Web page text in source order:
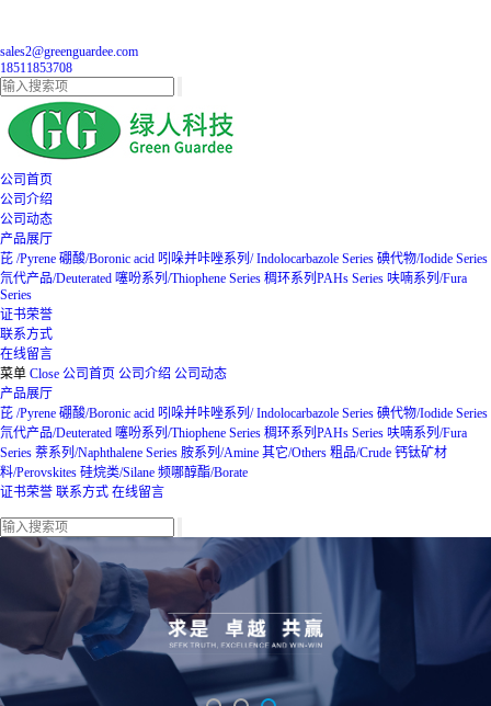
sales2@greenguardee.com
18511853708
公司首页
公司介绍
公司动态
产品展厅
芘 /Pyrene 硼酸/Boronic acid 吲哚并咔唑系列/ Indolocarbazole Series 碘代物/Iodide Series
氘代产品/Deuterated 噻吩系列/Thiophene Series 稠环系列PAHs Series 呋喃系列/Fura
Series
证书荣誉
联系方式
在线留言
菜单 Close 公司首页 公司介绍 公司动态
产品展厅
芘 /Pyrene 硼酸/Boronic acid 吲哚并咔唑系列/ Indolocarbazole Series 碘代物/Iodide Series
氘代产品/Deuterated 噻吩系列/Thiophene Series 稠环系列PAHs Series 呋喃系列/Fura
Series 萘系列/Naphthalene Series 胺系列/Amine 其它/Others 粗品/Crude 钙钛矿材
料/Perovskites 硅烷类/Silane 频哪醇酯/Borate
证书荣誉 联系方式 在线留言